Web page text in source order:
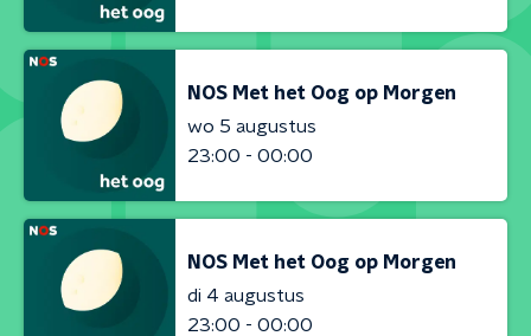
NOS Met het Oog op Morgen
wo 5 augustus
23:00 - 00:00
NOS Met het Oog op Morgen
di 4 augustus
23:00 - 00:00